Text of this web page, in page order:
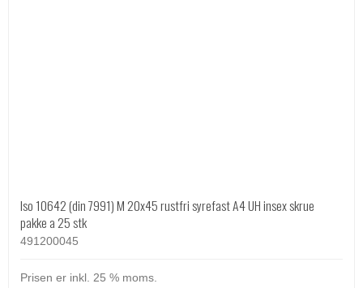
Iso 10642 (din 7991) M 20x45 rustfri syrefast A4 UH insex skrue
pakke a 25 stk
491200045
Prisen er inkl. 25 % moms.